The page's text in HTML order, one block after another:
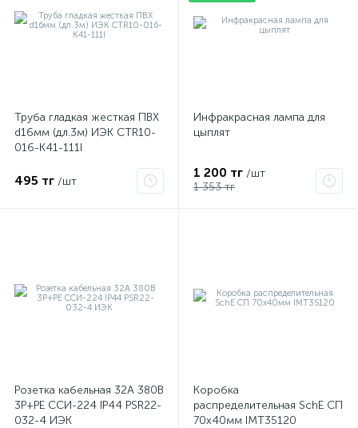
Труба гладкая жесткая ПВХ
d16мм (дл.3м) ИЭК CTR10-
016-K41-111I
495 тг /шт
Инфракрасная лампа для
цыплят
1 200 тг /шт
1 353 тг
Розетка кабельная 32А 380В
3P+PЕ ССИ-224 IP44 PSR22-
032-4 ИЭК
Коробка
распределительная SchE СП
70х40мм IMT35120